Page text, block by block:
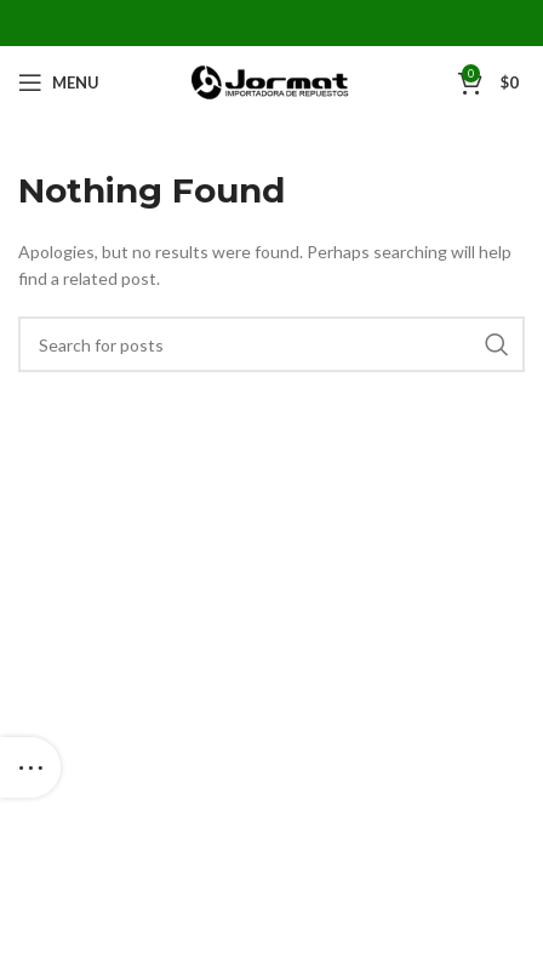
MENU 0 $0
Nothing Found
Apologies, but no results were found. Perhaps searching will help
find a related post.